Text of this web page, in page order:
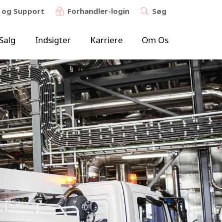
Support Forhandler-login Søg
Indsigter Karriere Om Os